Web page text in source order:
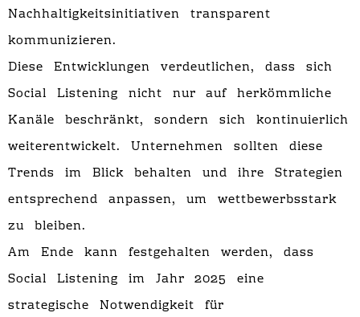
Nachhaltigkeitsinitiativen transparent
kommunizieren.
Diese Entwicklungen verdeutlichen, dass sich
Social Listening nicht nur auf herkömmliche
Kanäle beschränkt, sondern sich kontinuierlich
weiterentwickelt. Unternehmen sollten diese
Trends im Blick behalten und ihre Strategien
entsprechend anpassen, um wettbewerbsstark
zu bleiben.
Am Ende kann festgehalten werden, dass
Social Listening im Jahr 2025 eine
strategische Notwendigkeit für